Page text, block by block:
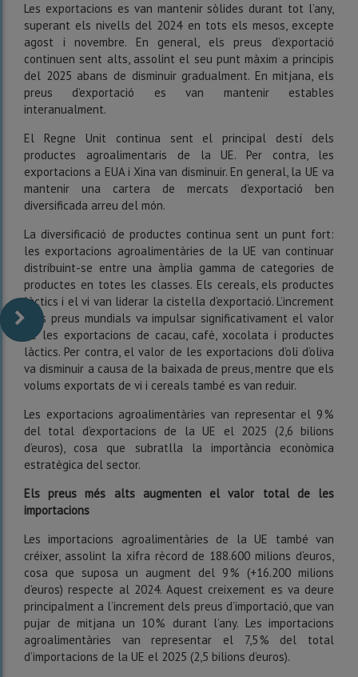
Les exportacions es van mantenir sòlides durant tot l’any,
superant els nivells del 2024 en tots els mesos, excepte
agost i novembre. En general, els preus d’exportació
continuen sent alts, assolint el seu punt màxim a principis
del 2025 abans de disminuir gradualment. En mitjana, els
preus d’exportació es van mantenir estables
interanualment.
El Regne Unit continua sent el principal destí dels
productes agroalimentaris de la UE. Per contra, les
exportacions a EUA i Xina van disminuir. En general, la UE va
mantenir una cartera de mercats d’exportació ben
diversificada arreu del món.
La diversificació de productes continua sent un punt fort:
les exportacions agroalimentàries de la UE van continuar
distribuint-se entre una àmplia gamma de categories de
productes en totes les classes. Els cereals, els productes
làctics i el vi van liderar la cistella d’exportació. L’increment
dels preus mundials va impulsar significativament el valor
de les exportacions de cacau, cafè, xocolata i productes
làctics. Per contra, el valor de les exportacions d’oli d’oliva
va disminuir a causa de la baixada de preus, mentre que els
volums exportats de vi i cereals també es van reduir.
Les exportacions agroalimentàries van representar el 9 %
del total d’exportacions de la UE el 2025 (2,6 bilions
d’euros), cosa que subratlla la importància econòmica
estratègica del sector.
Els preus més alts augmenten el valor total de les
importacions
Les importacions agroalimentàries de la UE també van
créixer, assolint la xifra rècord de 188.600 milions d’euros,
cosa que suposa un augment del 9 % (+16.200 milions
d’euros) respecte al 2024. Aquest creixement es va deure
principalment a l’increment dels preus d’importació, que van
pujar de mitjana un 10 % durant l’any. Les importacions
agroalimentàries van representar el 7,5 % del total
d’importacions de la UE el 2025 (2,5 bilions d’euros).